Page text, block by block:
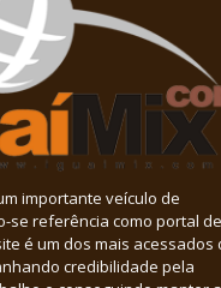
importante veículo de
se referência como portal de
é um dos mais acessados
credibilidade pela